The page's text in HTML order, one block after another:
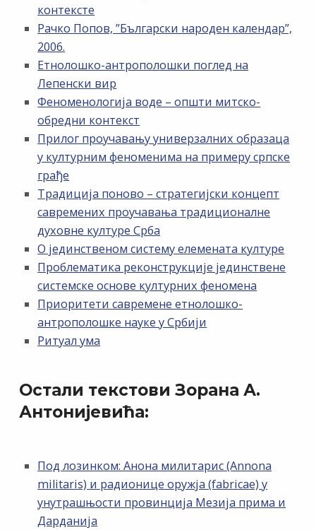
контексте
Рачко Попов, ”Български народен календар”,
2006.
Етнолошко-антрополошки поглед на
Лепенски вир
Феноменологија воде – општи митско-
обредни контекст
Прилог проучавању универзалних образаца
у културним феноменима на примеру српске
грађе
Традиција поново – стратегијски концепт
савремених проучавања традиционалне
духовне културе Срба
О јединственом систему елемената културе
Проблематика реконструкције јединствене
системске основе културних феномена
Приоритети савремене етнолошко-
антрополошке науке у Србији
Ритуал ума
Остали текстови Зорана А.
Антонијевића:
Под лозинком: Анона милитарис (Annona
militaris) и радионице оружја (fabricae) у
унутрашњости провинција Мезија прима и
Дарданија